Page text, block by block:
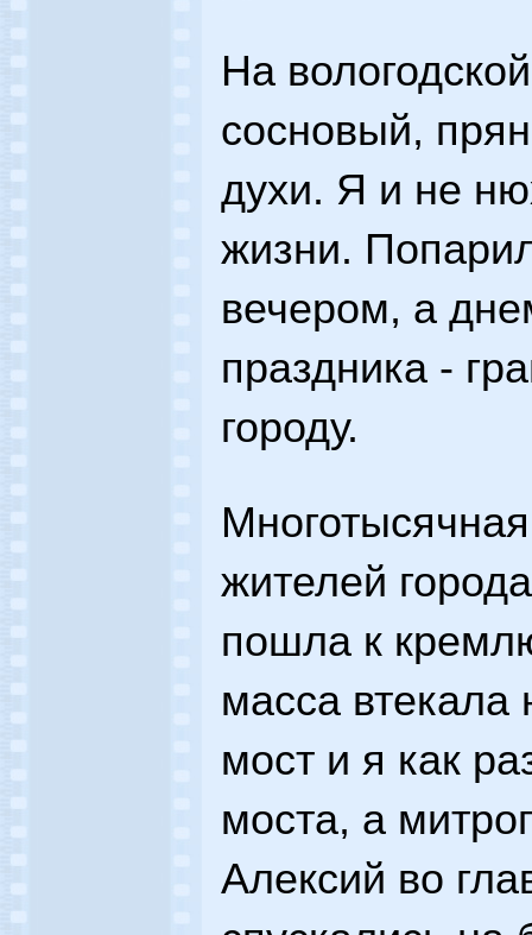
На
сосновый,
духи. Я и не
жизни.
вечером, а
праздника -
городу.
жителей
пошла к
масса втекала
мост и я как
моста, а
Алексий во